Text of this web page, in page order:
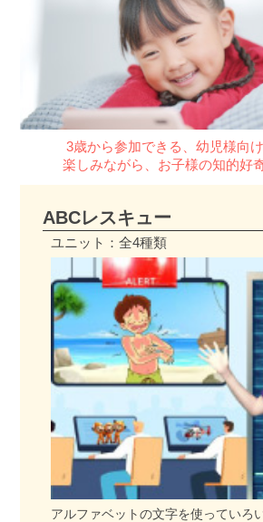
3歳から参加できる、幼児様向
楽しみながら、お子様の知的好
ABCレスキュー
ユニット：全4種類
アルファベットの文字を使っていろ